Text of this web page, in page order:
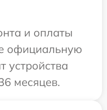
и оплаты
официальную
устройства
месяцев.